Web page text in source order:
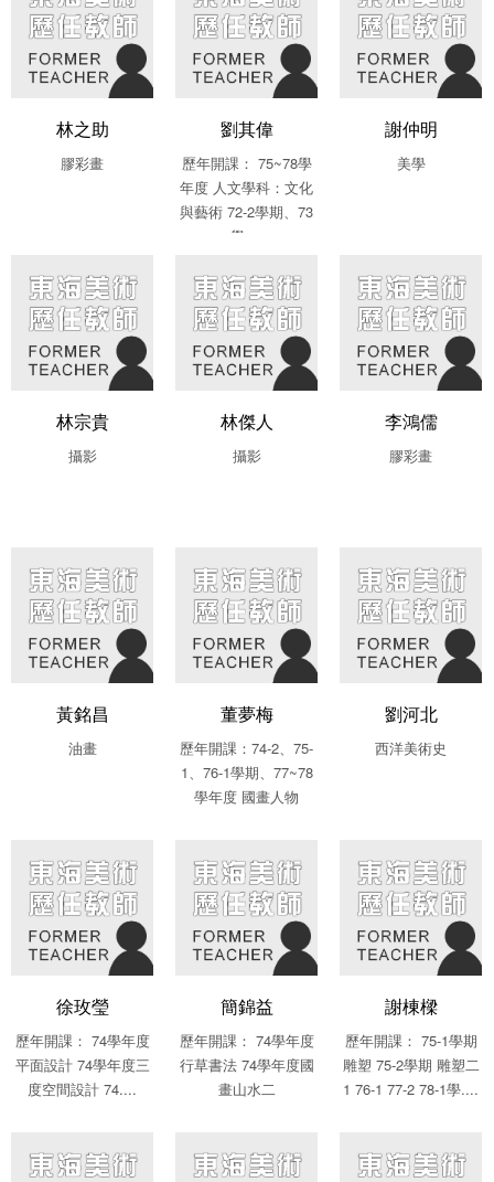
林之助
膠彩畫
劉其偉
歷年開課： 75~78學
年度 人文學科：文化
與藝術 72-2學期、73
學....
謝仲明
美學
林宗貴
攝影
林傑人
攝影
李鴻儒
膠彩畫
黃銘昌
油畫
董夢梅
歷年開課：74-2、75-
1、76-1學期、77~78
學年度 國畫人物
劉河北
西洋美術史
徐玫瑩
歷年開課： 74學年度
平面設計 74學年度三
度空間設計 74....
簡錦益
歷年開課： 74學年度
行草書法 74學年度國
畫山水二
謝棟樑
歷年開課： 75-1學期
雕塑 75-2學期 雕塑二
1 76-1 77-2 78-1學....